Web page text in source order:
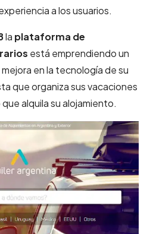
a los usuarios.
la plataforma de
está emprendiendo un
en la tecnología de su
que organiza sus vacaciones
alquila su alojamiento.